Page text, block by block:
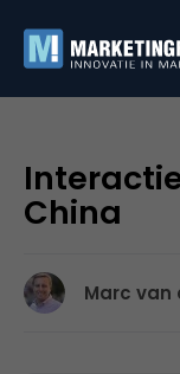
China
Marc van